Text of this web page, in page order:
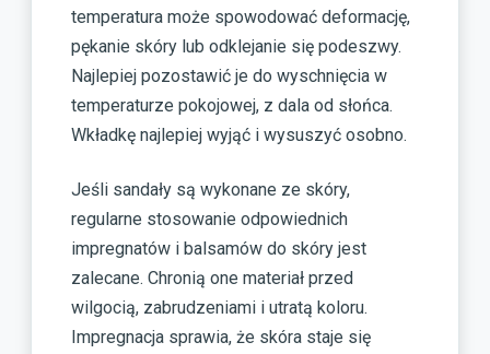
temperatura może spowodować deformację,
pękanie skóry lub odklejanie się podeszwy.
Najlepiej pozostawić je do wyschnięcia w
temperaturze pokojowej, z dala od słońca.
Wkładkę najlepiej wyjąć i wysuszyć osobno.
Jeśli sandały są wykonane ze skóry,
regularne stosowanie odpowiednich
impregnatów i balsamów do skóry jest
zalecane. Chronią one materiał przed
wilgocią, zabrudzeniami i utratą koloru.
Impregnacja sprawia, że skóra staje się